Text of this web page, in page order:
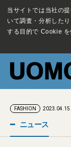
当サイトでは当社の
いて調査・分析した
する目的で Cookie を
FASHION 2023.04.15
ニュース